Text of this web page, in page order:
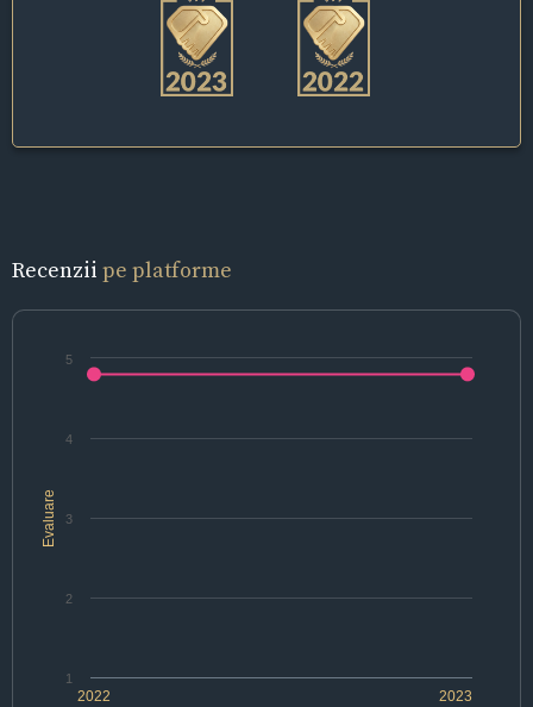
Recenzii pe platforme
Evaluare
2022 2023
1
2
3
4
5